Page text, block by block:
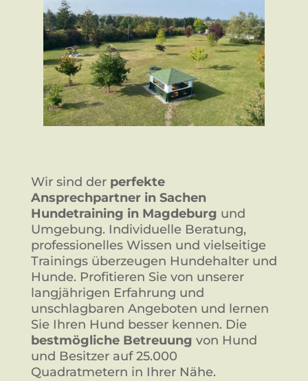
Wir sind der perfekte
Ansprechpartner in Sachen
Hundetraining in Magdeburg und
Umgebung. Individuelle Beratung,
professionelles Wissen und vielseitige
Trainings überzeugen Hundehalter und
Hunde. Profitieren Sie von unserer
langjährigen Erfahrung und
unschlagbaren Angeboten und lernen
Sie Ihren Hund besser kennen. Die
bestmögliche Betreuung von Hund
und Besitzer auf 25.000
Quadratmetern in Ihrer Nähe.